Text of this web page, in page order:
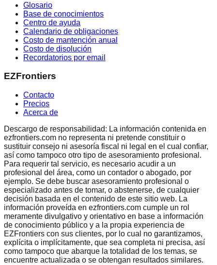
Glosario
Base de conocimientos
Centro de ayuda
Calendario de obligaciones
Costo de mantención anual
Costo de disolución
Recordatorios por email
EZFrontiers
Contacto
Precios
Acerca de
Descargo de responsabilidad: La información contenida en
ezfrontiers.com no representa ni pretende constituir o
sustituir consejo ni asesoría fiscal ni legal en el cual confiar,
así como tampoco otro tipo de asesoramiento profesional.
Para requerir tal servicio, es necesario acudir a un
profesional del área, como un contador o abogado, por
ejemplo. Se debe buscar asesoramiento profesional o
especializado antes de tomar, o abstenerse, de cualquier
decisión basada en el contenido de este sitio web. La
información proveída en ezfrontiers.com cumple un rol
meramente divulgativo y orientativo en base a información
de conocimiento público y a la propia experiencia de
EZFrontiers con sus clientes, por lo cual no garantizamos,
explícita o implícitamente, que sea completa ni precisa, así
como tampoco que abarque la totalidad de los temas, se
encuentre actualizada o se obtengan resultados similares.